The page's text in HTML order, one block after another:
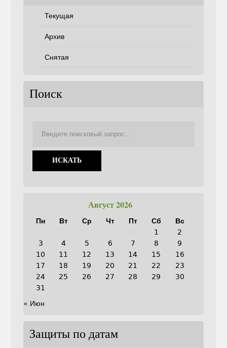
Текущая
Архив
Снятая
Поиск
Август 2026
Пн Вт Ср Чт Пт Сб
Вс
1
2
3
4 5 6 7 8
9
10
11 12 13 14 15
16
17
18 19 20 21 22
23
24
25 26 27 28 29
30
31
« Июн
Защиты по датам